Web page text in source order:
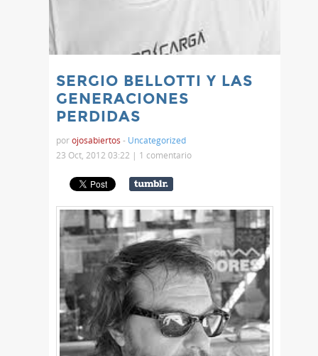
SERGIO BELLOTTI Y LAS
GENERACIONES
PERDIDAS
porojosabiertos - Uncategorized
23 Oct, 2012 03:22 | 1 comentario